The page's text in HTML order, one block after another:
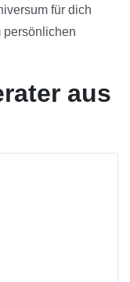
für dich
persönlichen
aus